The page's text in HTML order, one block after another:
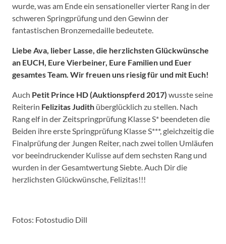
wurde, was am Ende ein sensationeller vierter Rang in der
schweren Springprüfung und den Gewinn der
fantastischen Bronzemedaille bedeutete.
Liebe Ava, lieber Lasse, die herzlichsten Glückwünsche
an EUCH, Eure Vierbeiner, Eure Familien und Euer
gesamtes Team. Wir freuen uns riesig für und mit Euch!
Auch Petit Prince HD (Auktionspferd 2017) wusste seine
Reiterin FelizitasJudith überglücklich zu stellen. Nach
Rang elf in der Zeitspringprüfung Klasse S* beendeten die
Beiden ihre erste Springprüfung Klasse S***, gleichzeitig die
Finalprüfung der Jungen Reiter, nach zwei tollen Umläufen
vor beeindruckender Kulisse auf dem sechsten Rang und
wurden in der Gesamtwertung Siebte. Auch Dir die
herzlichsten Glückwünsche, Felizitas!!!
Fotos: Fotostudio Dill